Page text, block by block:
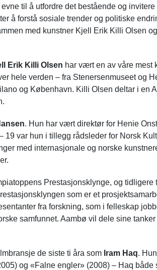
til å utfordre det bestående og
å forstå sosiale trender og politiske
med kunstner Kjell Erik Killi Olsen
Erik Killi Olsen har vært en av våre mest
hele verden – fra Stenersenmuseet og
og København. Killi Olsen deltar i en
. Hun har vært direktør for Henie
19 var hun i tillegg rådsleder for Norsk
med internasjonale og norske
Prestasjonsklynge, og tidligere
som er et
fra forskning, som i felleskap
samfunnet. Aambø vil dele sine
de siste ti åra som Iram Haq.
og «Falne engler» (2008) – Haq